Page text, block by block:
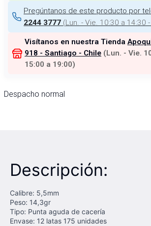
Pregúntanos de este producto por
2244 3777 (Lun. - Vie. 10:30 a 14:30
Visítanos en nuestra Tienda
918 - Santiago - Chile (Lun. - Vie.
15:00 a 19:00)
Despacho normal
Descripción:
Calibre: 5,5mm
Peso: 14,3gr
Tipo: Punta aguda de cacería
Envase: 12 latas 175 unidades